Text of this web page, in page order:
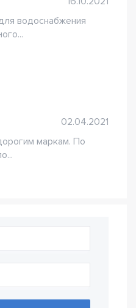
водоснабжения
02.04.2021
маркам. По